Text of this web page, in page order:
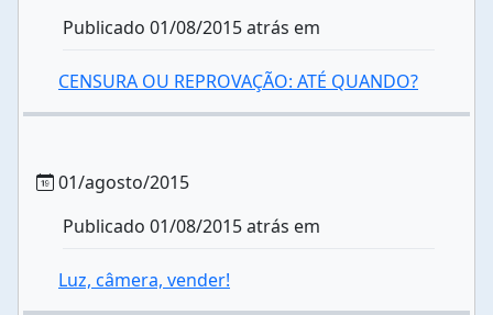
Publicado 01/08/2015 atrás em
CENSURA OU REPROVAÇÃO: ATÉ QUANDO?
01/agosto/2015
Publicado 01/08/2015 atrás em
Luz, câmera, vender!